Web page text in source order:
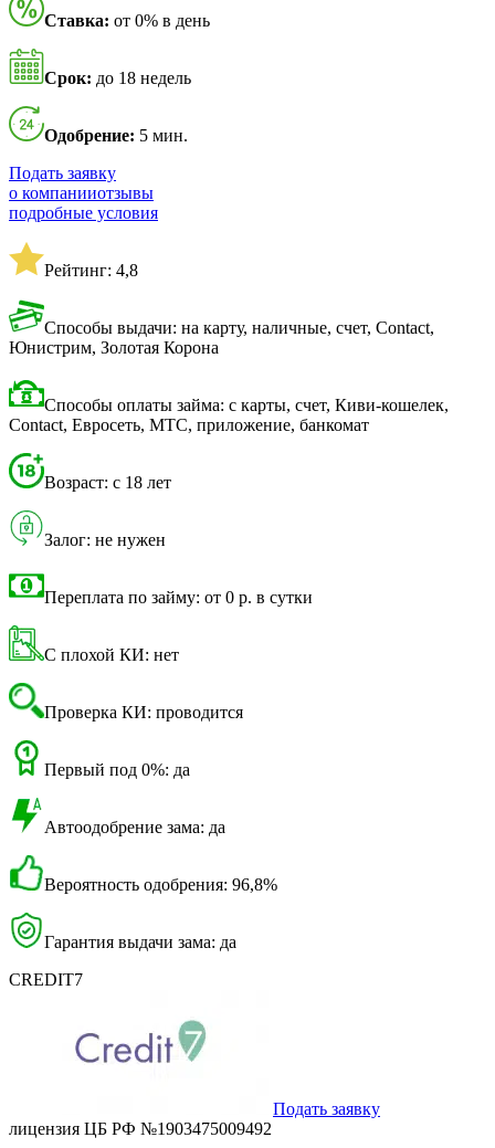
Ставка: от 0% в день
Срок: до 18 недель
Одобрение: 5 мин.
Подать заявку
о компанииотзывы
подробные условия
Рейтинг: 4,8
Способы выдачи: на карту, наличные, счет, Contact,
Юнистрим, Золотая Корона
Способы оплаты займа: с карты, счет, Киви-кошелек,
Contact, Евросеть, МТС, приложение, банкомат
Возраст: с 18 лет
Залог: не нужен
Переплата по займу: от 0 р. в сутки
С плохой КИ: нет
Проверка КИ: проводится
Первый под 0%: да
Автоодобрение зама: да
Вероятность одобрения: 96,8%
Гарантия выдачи зама: да
CREDIT7
Подать заявку
лицензия ЦБ РФ №1903475009492